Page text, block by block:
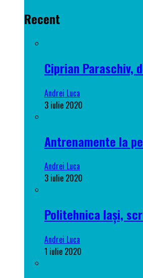
Recent
Ciprian
Andrei Luca
3 iulie 2020
Antrenamente la
Andrei Luca
3 iulie 2020
Politehnica Iași,
Andrei Luca
1 iulie 2020